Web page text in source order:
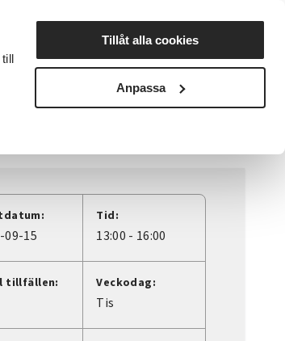
Tillåt alla cookies
Anpassa
Nyheter Avdelningar
09-15
Tid:
13:00 - 16:00
tillfällen: Veckodag:
Tis